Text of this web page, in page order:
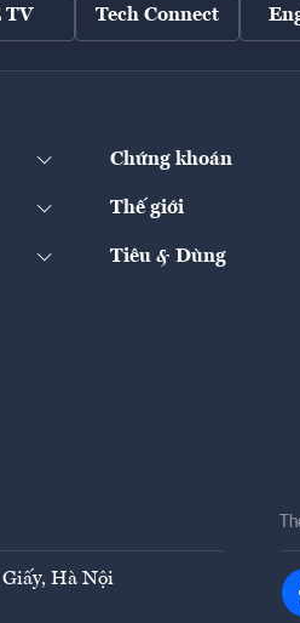
TV Tech Connect
Chứng khoán
Thế giới
Tiêu & Dùng
Giấy, Hà Nội